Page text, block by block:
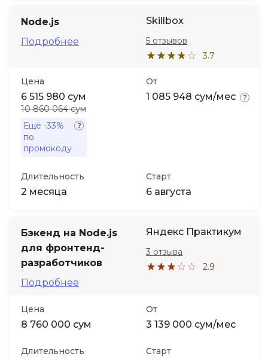
Node.js
Подробнее
Skillbox
3.7
5 отзывов
Цена
6 515 980 сум
10 860 064 сум
Ещё -33%
по
промокоду
От
1 085 948 сум/мес
Длительность
2 месяца
Старт
6 августа
Бэкенд на Node.js
для фронтенд-
разработчиков
Подробнее
Яндекс Практикум
2.9
3 отзыва
Цена
8 760 000 сум
От
3 139 000 сум/мес
Длительность Старт